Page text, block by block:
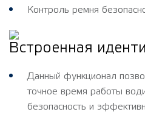
Контроль ремня
Встроенная
Данный функционал
точное время работы
безопасность и